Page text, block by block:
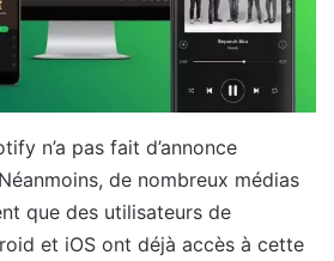
n’a pas fait d’annonce
de nombreux médias
que des utilisateurs de
et iOS ont déjà accès à cette